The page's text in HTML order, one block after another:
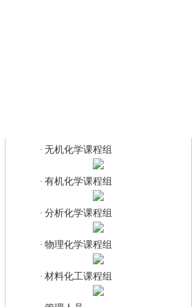
· 无机化学课程组
· 有机化学课程组
· 分析化学课程组
· 物理化学课程组
· 材料化工课程组